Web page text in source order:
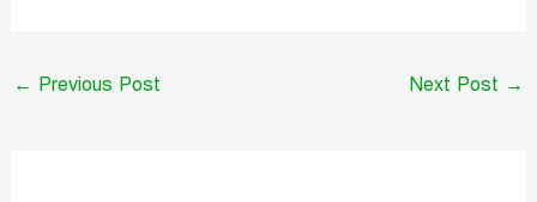
← Previous Post Next Post →